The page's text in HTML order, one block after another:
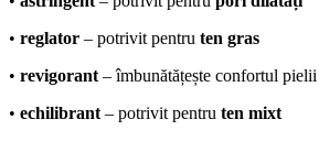
• reglator – potrivit pentru ten gras
• revigorant – îmbunătățește confortul pielii
• echilibrant – potrivit pentru ten mixt